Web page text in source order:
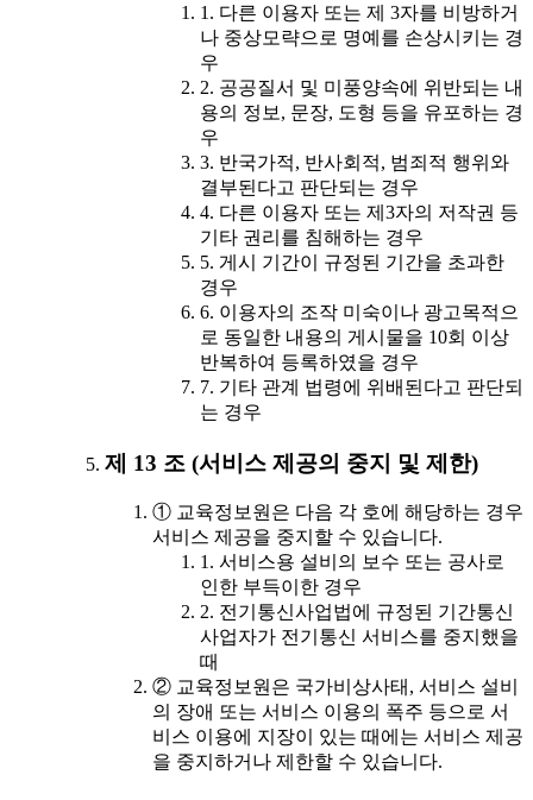
1. 다른 이용자 또는 제 3자를 비방하거
나 중상모략으로 명예를 손상시키는 경
우
2. 공공질서 및 미풍양속에 위반되는 내
용의 정보, 문장, 도형 등을 유포하는 경
우
3. 반국가적, 반사회적, 범죄적 행위와
결부된다고 판단되는 경우
4. 다른 이용자 또는 제3자의 저작권 등
기타 권리를 침해하는 경우
5. 게시 기간이 규정된 기간을 초과한
경우
6. 이용자의 조작 미숙이나 광고목적으
로 동일한 내용의 게시물을 10회 이상
반복하여 등록하였을 경우
7. 기타 관계 법령에 위배된다고 판단되
는 경우
제 13 조 (서비스 제공의 중지 및 제한)
① 교육정보원은 다음 각 호에 해당하는 경우
서비스 제공을 중지할 수 있습니다.
1. 서비스용 설비의 보수 또는 공사로
인한 부득이한 경우
2. 전기통신사업법에 규정된 기간통신
사업자가 전기통신 서비스를 중지했을
때
② 교육정보원은 국가비상사태, 서비스 설비
의 장애 또는 서비스 이용의 폭주 등으로 서
비스 이용에 지장이 있는 때에는 서비스 제공
을 중지하거나 제한할 수 있습니다.